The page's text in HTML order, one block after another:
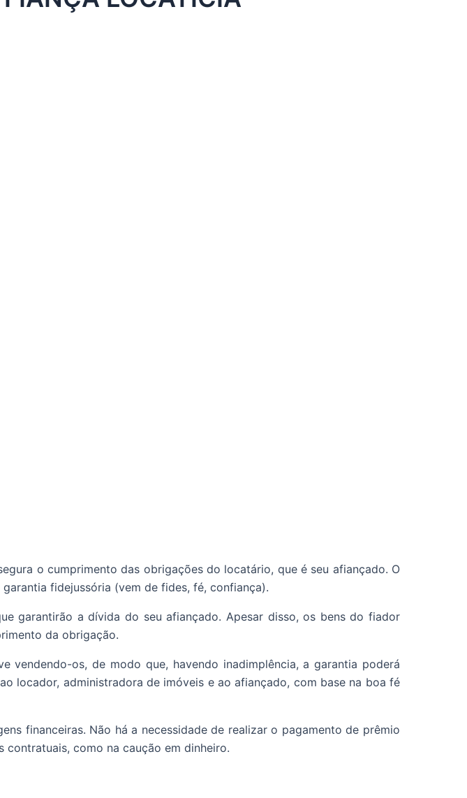
o cumprimento das obrigações do locatário, que é seu afiançado. O
fidejussória (vem de fides, fé, confiança).
garantirão a dívida do seu afiançado. Apesar disso, os bens do fiador
da obrigação.
os, de modo que, havendo inadimplência, a garantia poderá
locador, administradora de imóveis e ao afiançado, com base na boa fé
financeiras. Não há a necessidade de realizar o pagamento de prêmio
como na caução em dinheiro.